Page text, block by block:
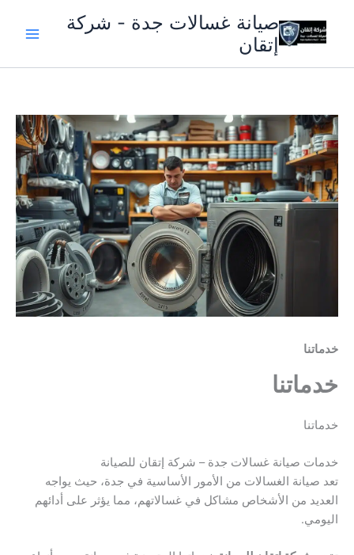
المحتوى
صيانة غسالات جدة - شركة
إتقان
خدماتنا
خدماتنا
خدماتنا
خدمات صيانة غسالات جدة – شركة إتقان للصيانة
تعد صيانة الغسالات من الأمور الأساسية في جدة، حيث يواجه
العديد من الأشخاص مشاكل في غسالاتهم، مما يؤثر على أدائهم
اليومي.